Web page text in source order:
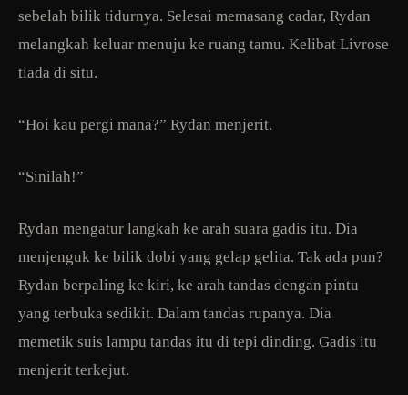
sebelah bilik tidurnya. Selesai memasang cadar, Rydan
melangkah keluar menuju ke ruang tamu. Kelibat Livrose
tiada di situ.
“Hoi kau pergi mana?” Rydan menjerit.
“Sinilah!”
Rydan mengatur langkah ke arah suara gadis itu. Dia
menjenguk ke bilik dobi yang gelap gelita. Tak ada pun?
Rydan berpaling ke kiri, ke arah tandas dengan pintu
yang terbuka sedikit. Dalam tandas rupanya. Dia
memetik suis lampu tandas itu di tepi dinding. Gadis itu
menjerit terkejut.